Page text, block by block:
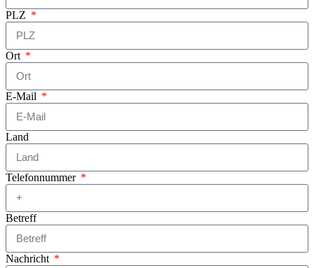
PLZ
Ort
E-Mail
Land
Telefonnummer
Betreff
Nachricht